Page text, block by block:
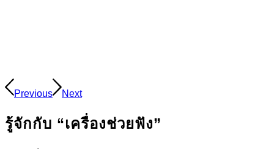
Previous Next
รู้จักกับ “เครื่องช่วยฟัง”